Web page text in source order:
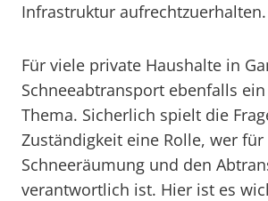
Infrastruktur aufrechtzuerhalten.
Für viele private Haushalte in
Schneeabtransport ebenfalls
Thema. Sicherlich spielt die
Zuständigkeit eine Rolle, wer für
Schneeräumung und den
verantwortlich ist. Hier ist es